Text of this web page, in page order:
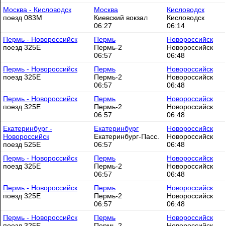
Москва - Кисловодск
поезд 083М
Москва
Киевский вокзал
06:27
Кисловодск
Кисловодск
06:14
Пермь - Новороссийск
поезд 325Е
Пермь
Пермь-2
06:57
Новороссийск
Новороссийск
06:48
Пермь - Новороссийск
поезд 325Е
Пермь
Пермь-2
06:57
Новороссийск
Новороссийск
06:48
Пермь - Новороссийск
поезд 325Е
Пермь
Пермь-2
06:57
Новороссийск
Новороссийск
06:48
Екатеринбург -
Новороссийск
поезд 525Е
Екатеринбург
Екатеринбург-Пасс.
06:57
Новороссийск
Новороссийск
06:48
Пермь - Новороссийск
поезд 325Е
Пермь
Пермь-2
06:57
Новороссийск
Новороссийск
06:48
Пермь - Новороссийск
поезд 325Е
Пермь
Пермь-2
06:57
Новороссийск
Новороссийск
06:48
Пермь - Новороссийск
Пермь
Новороссийск